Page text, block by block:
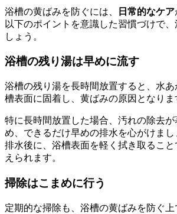
浴槽の黄ばみを防ぐには、 日常的なケア
以下のポイントを意識した習慣づけで
しょう。
浴槽の残り湯は早めに流す
浴槽の残り湯を長時間放置すると、水
槽表面に固着し、黄ばみの原因となりま
特に長時間放置した場合、汚れの除去
め、できるだけ早めの排水を心がけまし
排水後に、浴槽表面を軽く拭き取るこ
えられます。
掃除はこまめに行う
定期的な掃除も、浴槽の黄ばみを防ぐ上